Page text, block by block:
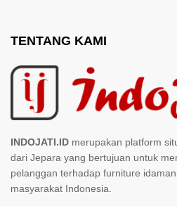
TENTANG KAMI
INDOJATI.ID merupakan platform
dari Jepara yang bertujuan untuk
pelanggan terhadap furniture
masyarakat Indonesia.